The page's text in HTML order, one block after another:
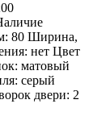
80 Ширина,
нет Цвет
матовый
серый
двери: 2